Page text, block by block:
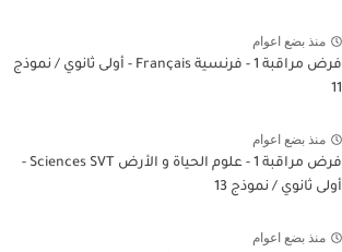
منذ بضع اعوام
فرض مراقبة 1 - فرنسية Français - أولى ثانوي / نموذج
11
منذ بضع اعوام
فرض مراقبة 1 - علوم الحياة و الأرض Sciences SVT -
أولى ثانوي / نموذج 13
منذ بضع اعوام